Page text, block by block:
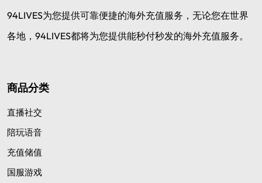
94LIVES为您提供可靠便捷的海外充值服务，无论您在世界
各地，94LIVES都将为您提供能秒付秒发的海外充值服务。
商品分类
直播社交
陪玩语音
充值储值
国服游戏